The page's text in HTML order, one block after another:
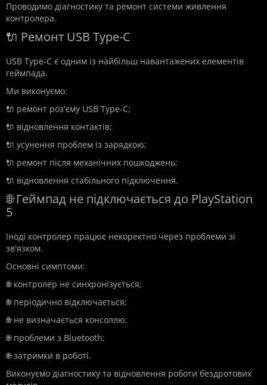
Проводимо діагностику та ремонт системи живлення
контролера.
🔌 Ремонт USB Type-C
USB Type-C є одним із найбільш навантажених елементів
геймпада.
Ми виконуємо:
🔌 ремонт роз'єму USB Type-C;
🔌 відновлення контактів;
🔌 усунення проблем із зарядкою;
🔌 ремонт після механічних пошкоджень;
🔌 відновлення стабільного підключення.
🌐 Геймпад не підключається до PlayStation
5
Іноді контролер працює некоректно через проблеми зі
зв'язком.
Основні симптоми:
🌐 контролер не синхронізується;
🌐 періодично відключається;
🌐 не визначається консоллю;
🌐 проблеми з Bluetooth;
🌐 затримки в роботі.
Виконуємо діагностику та відновлення роботи бездротових